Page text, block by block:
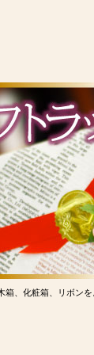
箱、化粧箱、リボン